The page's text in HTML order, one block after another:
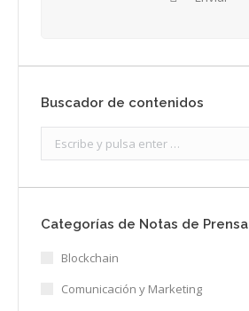
Buscador de contenidos
Categorías de Notas de Prensa
Blockchain
Comunicación y Marketing